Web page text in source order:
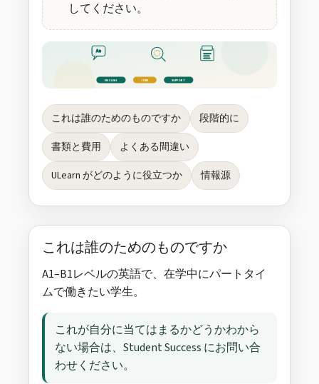
してください。
Aa
ENGLISH JOBS SUPPORT
これは誰のためのものですか
段階的に
書類と費用
よくある間違い
ULearn がどのように役立つか
情報源
これは誰のためのものですか
A1–B1レベルの英語で、在学中にパートタイ
ムで働きたい学生。
これが自分に当てはまるかどうかわから
ない場合は、Student Success にお問い合
わせください。